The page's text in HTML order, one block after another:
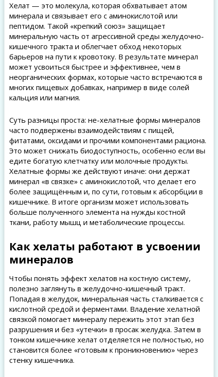
Хелат — это молекула, которая обхватывает атом
минерала и связывает его с аминокислотой или
пептидом. Такой «крепкий союз» защищает
минеральную часть от агрессивной среды желудочно-
кишечного тракта и облегчает обход некоторых
барьеров на пути к кровотоку. В результате минерал
может усвоиться быстрее и эффективнее, чем в
неорганических формах, которые часто встречаются в
многих пищевых добавках, например в виде солей
кальция или магния.
Суть разницы проста: не-хелатные формы минералов
часто подвержены взаимодействиям с пищей,
фитатами, оксидами и прочими компонентами рациона.
Это может снижать биодоступность, особенно если вы
едите богатую клетчатку или молочные продукты.
Хелатные формы же действуют иначе: они держат
минерал «в связке» с аминокислотой, что делает его
более защищённым и, по сути, готовым к абсорбции в
кишечнике. В итоге организм может использовать
больше полученного элемента на нужды костной
ткани, работу мышц и метаболические процессы.
Как хелаты работают в усвоении
минералов
Чтобы понять эффект хелатов на костную систему,
полезно заглянуть в желудочно-кишечный тракт.
Попадая в желудок, минеральная часть сталкивается с
кислотной средой и ферментами. Владение хелатной
связкой помогает минералу пережить этот этап без
разрушения и без «утечки» в просак желудка. Затем в
тонком кишечнике хелат отделяется не полностью, но
становится более «готовым к проникновению» через
стенку кишечника.